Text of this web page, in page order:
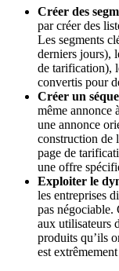
Créer des
par créer des
Les segments
derniers jours),
de tarification),
convertis pour
Créer un
même annonce
une annonce
construction de
page de
une offre
Exploiter le
les entreprises
pas
aux utilisateurs
produits qu’ils
est